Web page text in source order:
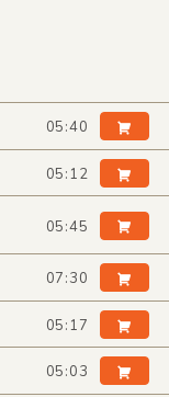
05:40
05:12
05:45
07:30
05:17
05:03